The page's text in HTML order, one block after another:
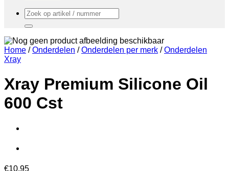
Zoeken
naar:
Home / Onderdelen / Onderdelen per merk / Onderdelen
Xray
Xray Premium Silicone Oil
600 Cst
€10.95